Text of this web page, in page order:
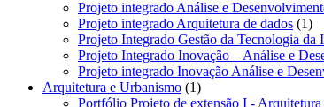
Projeto integrado Análise e
Projeto integrado Arquitetura de dados 11
Projeto Integrado Gestão da Tecnologia
Projeto Integrado Inovação – Análise e
Projeto integrado Inovação Análise e
Arquitetura e Urbanismo 11
produto
Portfólio Projeto de extensão I -